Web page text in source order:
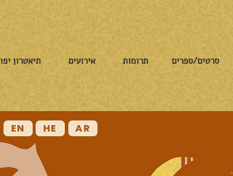
אירועים תרומות סרטים/ספרים תיאטרון יפו
EN HE AR